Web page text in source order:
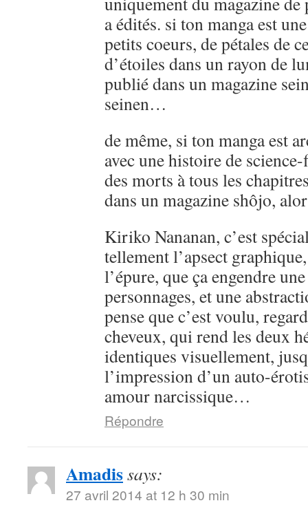
a édités. si ton manga est
petits coeurs, de pétales de
d’étoiles dans un rayon de
publié dans un magazine
seinen…
de même, si ton manga est
avec une histoire de
des morts à tous les
dans un magazine shôjo,
Kiriko Nananan, c’est
tellement l’apsect
l’épure, que ça engendre
personnages, et une
pense que c’est voulu,
cheveux, qui rend les deux
identiques visuellement,
l’impression d’un auto-
amour narcissique…
Répondre
Amadissays:
27 avril 2014 at 12 h 30 min